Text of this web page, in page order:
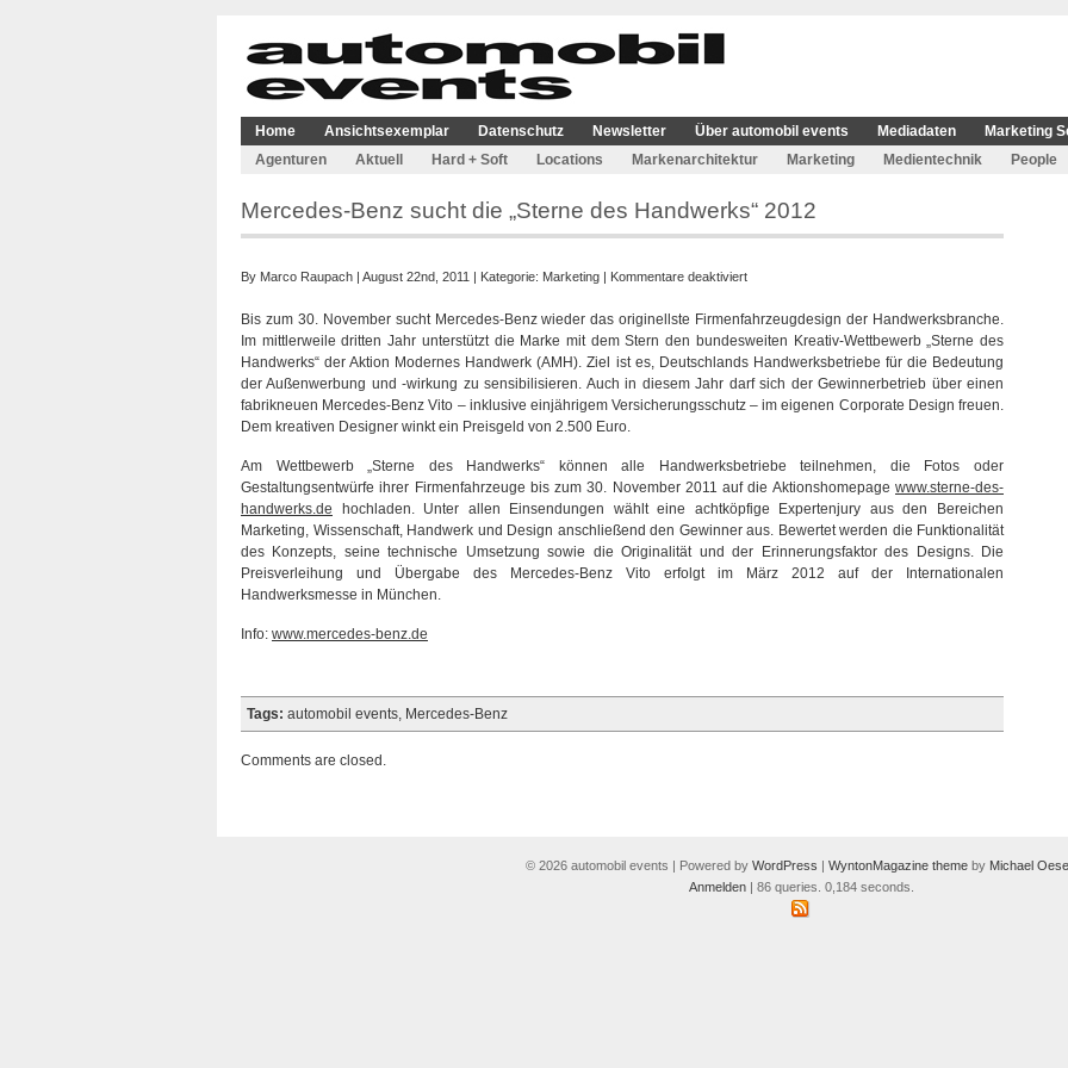
Home Ansichtsexemplar Datenschutz Newsletter Über automobil events Mediadaten
Marketing
Agenturen
Aktuell Hard + Soft Locations Markenarchitektur Marketing Medientechnik People
Mercedes-Benz sucht die „Sterne des Handwerks“ 2012
By Marco Raupach | August 22nd, 2011 | Kategorie: Marketing | Kommentare deaktiviertfür
Benz
sucht
die
„Sterne
des
Bis zum 30. November sucht Mercedes-Benz wieder das originellste Firmenfahrzeugdesign der Handwerksbranche.
Im mittlerweile dritten Jahr unterstützt die Marke mit dem Stern den bundesweiten Kreativ-Wettbewerb „Sterne des
Handwerks“ der Aktion Modernes Handwerk (AMH). Ziel ist es, Deutschlands Handwerksbetriebe für die Bedeutung
der Außenwerbung und -wirkung zu sensibilisieren. Auch in diesem Jahr darf sich der Gewinnerbetrieb über einen
fabrikneuen Mercedes-Benz Vito – inklusive einjährigem Versicherungsschutz – im eigenen Corporate Design freuen.
Dem kreativen Designer winkt ein Preisgeld von 2.500 Euro.
Am Wettbewerb „Sterne des Handwerks“ können alle Handwerksbetriebe teilnehmen, die Fotos oder
Gestaltungsentwürfe ihrer Firmenfahrzeuge bis zum 30. November 2011 auf die Aktionshomepage www.sterne-des-
handwerks.de hochladen. Unter allen Einsendungen wählt eine achtköpfige Expertenjury aus den Bereichen
Marketing, Wissenschaft, Handwerk und Design anschließend den Gewinner aus. Bewertet werden die Funktionalität
des Konzepts, seine technische Umsetzung sowie die Originalität und der Erinnerungsfaktor des Designs. Die
Preisverleihung und Übergabe des Mercedes-Benz Vito erfolgt im März 2012 auf der Internationalen
Handwerksmesse in München.
Info: www.mercedes-benz.de
Tags: automobil events, Mercedes-Benz
Comments are closed.
© 2026 automobil events | Powered by WordPress | WyntonMagazine theme by Michael
Anmelden| 86 queries. 0,184 seconds.